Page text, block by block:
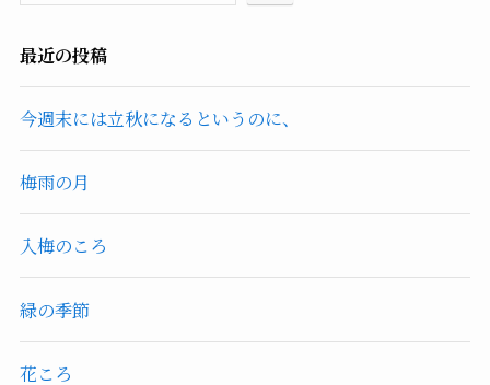
最近の投稿
今週末には立秋になるというのに、
梅雨の月
入梅のころ
緑の季節
花ころ